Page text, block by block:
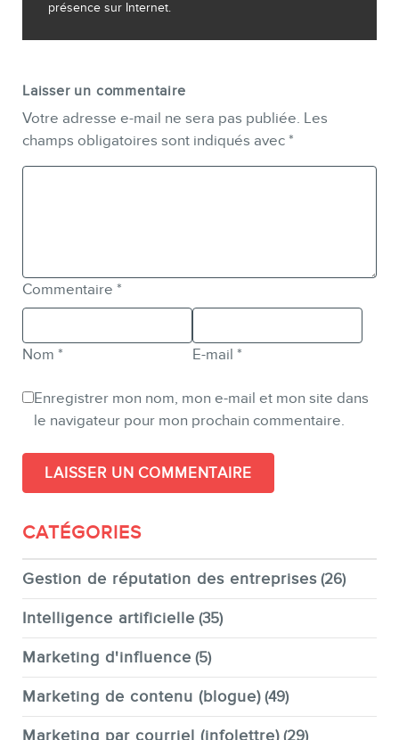
présence sur Internet.
Laisser un commentaire
Votre adresse e-mail ne sera pas publiée. Les
champs obligatoires sont indiqués avec *
Commentaire *
Nom * E-mail *
Enregistrer mon nom, mon e-mail et mon site dans
le navigateur pour mon prochain commentaire.
CATÉGORIES
Gestion de réputation des entreprises (26)
Intelligence artificielle (35)
Marketing d'influence (5)
Marketing de contenu (blogue) (49)
Marketing par courriel (infolettre) (29)